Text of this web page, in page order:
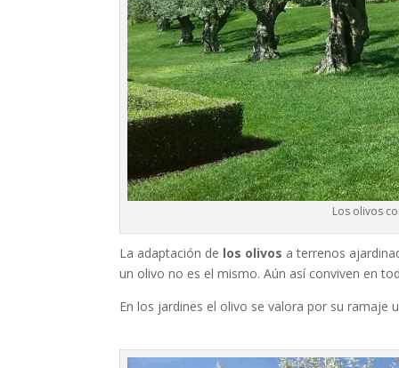
Los olivos
La adaptación de los olivos a terrenos
un olivo no es el mismo. Aún así conviven en
En los jardines el olivo se valora por su